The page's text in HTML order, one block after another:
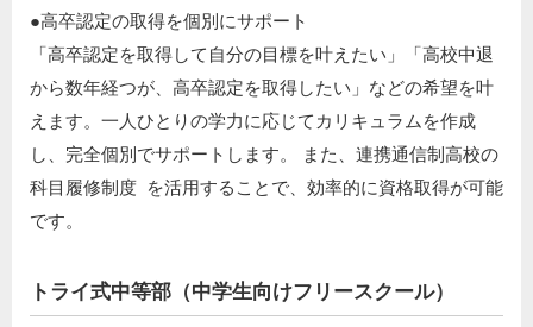
●高卒認定の取得を個別にサポート ​
「高卒認定を取得して自分の目標を叶えたい」「高校中退
から数年経つが、高卒認定を取得したい」などの希望を叶
えます。一人ひとりの学力に応じてカリキュラムを作成
し、完全個別でサポートします。 また、連携通信制高校の
科目履修制度 を活用することで、効率的に資格取得が可能
です。
トライ式中等部（中学生向けフリースクール）​